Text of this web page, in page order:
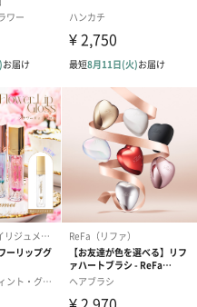
ホワイトグリ
1,650円）
（1,650円）
ラワー
・プリザーブドフラワーを同
います。予めご了承くださ
。